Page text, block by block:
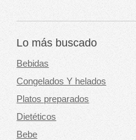
Lo más buscado
Bebidas
Congelados Y helados
Platos preparados
Dietéticos
Bebe